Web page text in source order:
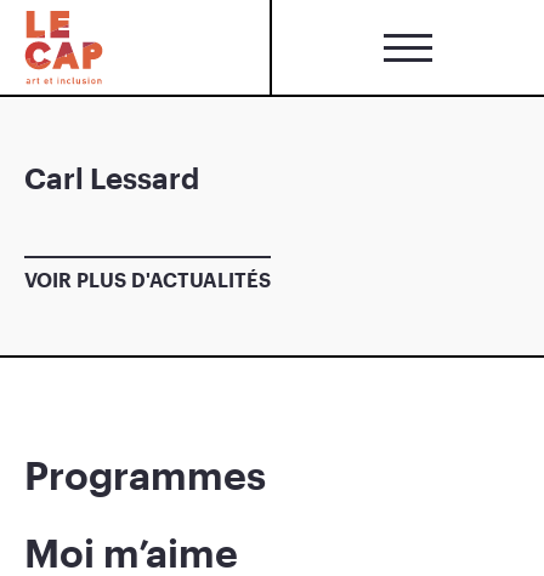
Carl Lessard
VOIR PLUS D'ACTUALITÉS
Programmes
Moi m’aime